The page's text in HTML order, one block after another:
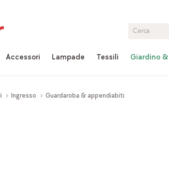
Accessori Lampade Tessili Giardino
Ingresso Guardaroba & appendiabiti